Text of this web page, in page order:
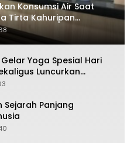
Konsumsi Air Saat
Tirta Kahuripan
Siaga Lebaran
Yoga Spesial Hari
Luncurkan
Slim Beras Porang Golden Ube
Sejarah Panjang